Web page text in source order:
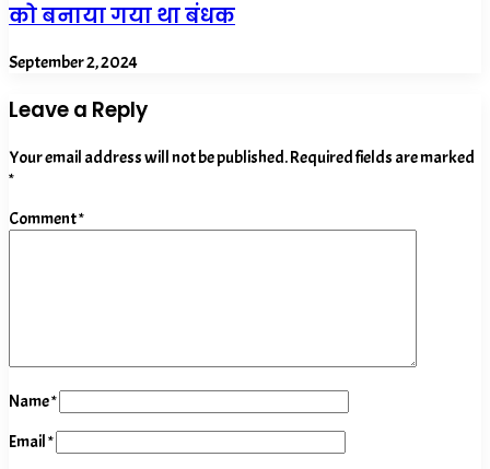
को बनाया गया था बंधक
September 2, 2024
Leave a Reply
Your email address will not be published.Required fields are marked
*
Comment*
Name*
Email*